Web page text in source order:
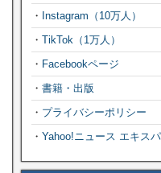
・ Instagram（10万人）
・ TikTok（1万人）
・ Facebookページ
・ 書籍・出版
・ プライバシーポリシー
・ Yahoo!ニュース エキス